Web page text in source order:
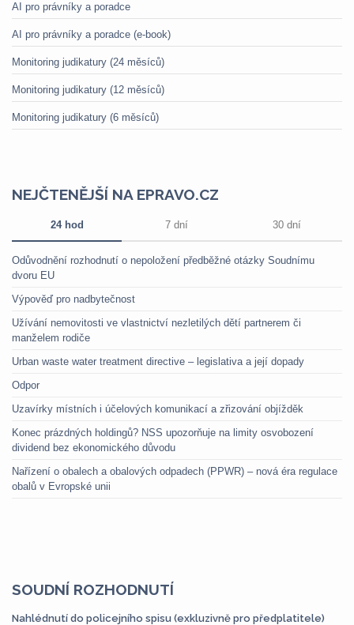
AI pro právníky a poradce
AI pro právníky a poradce (e-book)
Monitoring judikatury (24 měsíců)
Monitoring judikatury (12 měsíců)
Monitoring judikatury (6 měsíců)
NEJČTENĚJŠÍ NA EPRAVO.CZ
24 hod 7 dní 30 dní
Odůvodnění rozhodnutí o nepoložení předběžné otázky Soudnímu
dvoru EU
Výpověď pro nadbytečnost
Užívání nemovitosti ve vlastnictví nezletilých dětí partnerem či
manželem rodiče
Urban waste water treatment directive – legislativa a její dopady
Odpor
Uzavírky místních i účelových komunikací a zřizování objížděk
Konec prázdných holdingů? NSS upozorňuje na limity osvobození
dividend bez ekonomického důvodu
Nařízení o obalech a obalových odpadech (PPWR) – nová éra regulace
obalů v Evropské unii
SOUDNÍ ROZHODNUTÍ
Nahlédnutí do policejního spisu (exkluzivně pro předplatitele)